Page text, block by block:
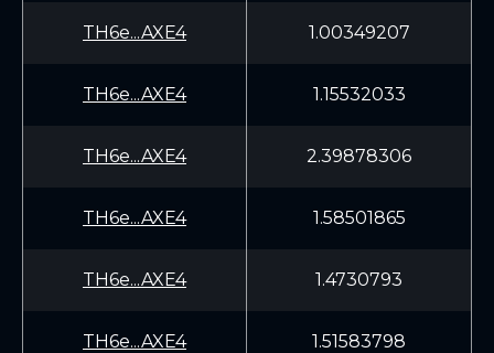
TH6e...AXE4 1.00349207
TH6e...AXE4 1.15532033
TH6e...AXE4 2.39878306
TH6e...AXE4 1.58501865
TH6e...AXE4 1.4730793
TH6e...AXE4 1.51583798